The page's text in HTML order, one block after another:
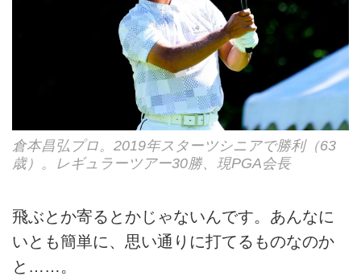
倉本昌弘プロ。2019年スターツシニアで勝利（63
歳）。レギュラーツアー30勝、現PGA会長
飛ぶとか寄るとかじゃないんです。あんなに
いとも簡単に、思い通りに打てるものなのか
と……。